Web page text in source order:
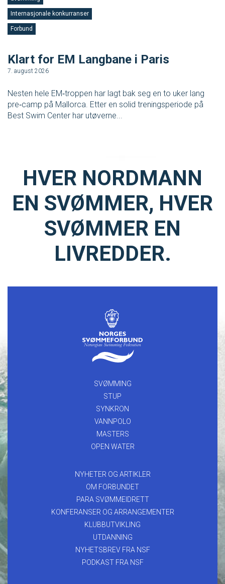
Forbund
Internasjonale konkurranser
Klart for EM Langbane i Paris
7. august 2026
Nesten hele EM‑troppen har lagt bak seg en to uker lang
pre‑camp på Mallorca. Etter en solid treningsperiode på
Best Swim Center har utøverne...
HVER NORDMANN
EN SVØMMER, HVER
SVØMMER EN
LIVREDDER.
SVØMMING
STUP
SYNKRON
VANNPOLO
MASTERS
OPEN WATER
NYHETER OG ARTIKLER
OM FORBUNDET
PARA SVØMMEIDRETT
KONFERANSER OG ARRANGEMENTER
KLUBBUTVIKLING
UTDANNING
NYHETSBREV FRA NSF
PODKAST FRA NSF